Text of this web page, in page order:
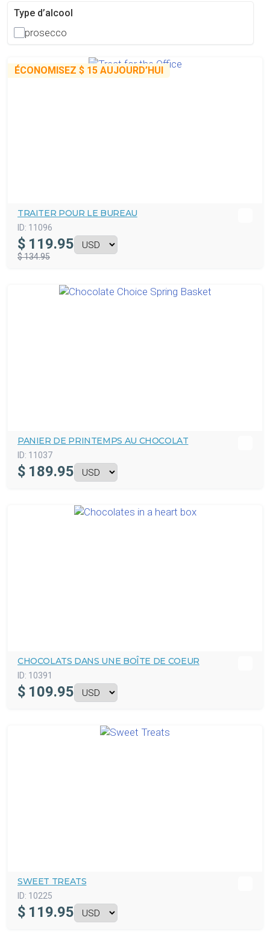
Type d’alcool
prosecco
ÉCONOMISEZ $ 15 AUJOURD’HUI
TRAITER POUR LE BUREAU
ID: 11096
$ 119.95
$ 134.95
PANIER DE PRINTEMPS AU CHOCOLAT
ID: 11037
$ 189.95
CHOCOLATS DANS UNE BOÎTE DE COEUR
ID: 10391
$ 109.95
SWEET TREATS
ID: 10225
$ 119.95